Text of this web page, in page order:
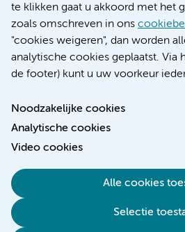
te klikken gaat u akkoord met het
zoals omschreven in ons
"cookies weigeren", dan worden
analytische cookies geplaatst. Via
de footer) kunt u uw voorkeur
Noodzakelijke cookies
Analytische cookies
Video cookies
Alle cookies
Selectie
Verwijzen & diagnostiek
Toegankelijkheidsverklaring
Responsible disclosure